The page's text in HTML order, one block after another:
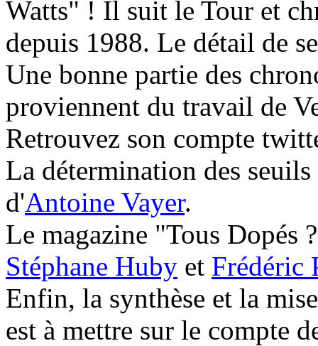
Watts" ! Il suit le Tour et
depuis 1988. Le détail de
Une bonne partie des
proviennent du travail de
Retrouvez son compte
La détermination des
d'Antoine Vayer.
Le magazine "Tous Dopés
Stéphane Huby et Frédéric
Enfin, la synthèse et la
est à mettre sur le compte